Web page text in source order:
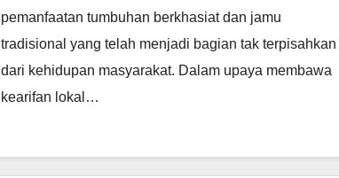
pemanfaatan tumbuhan berkhasiat dan jamu
tradisional yang telah menjadi bagian tak terpisahkan
dari kehidupan masyarakat. Dalam upaya membawa
kearifan lokal…